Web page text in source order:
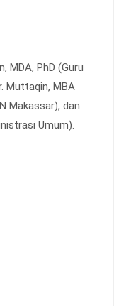
MDA, PhD (Guru
Muttaqin, MBA
Makassar), dan
Umum).